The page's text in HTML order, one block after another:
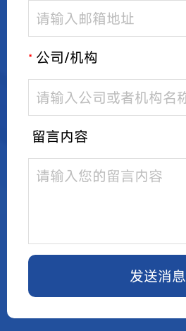
* 公司/机构
留言内容
发送消息